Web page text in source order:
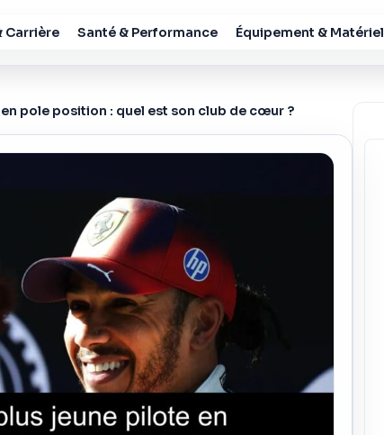
Carrière Santé & Performance Équipement & Matériel
pole position : quel est son club de cœur ?